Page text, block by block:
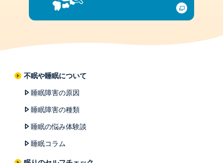
不眠や睡眠について
睡眠障害の原因
睡眠障害の種類
睡眠の悩み体験談
睡眠コラム